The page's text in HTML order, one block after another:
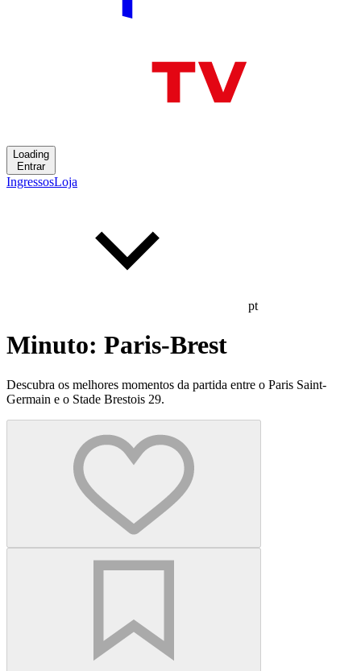
Loading
Entrar
IngressosLoja
pt
Minuto: Paris-Brest
Descubra os melhores momentos da partida entre o Paris Saint-
Germain e o Stade Brestois 29.